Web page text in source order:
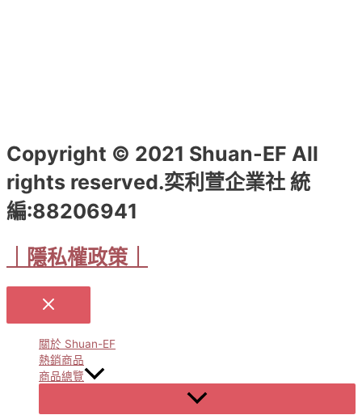
Copyright © 2021 Shuan-EF All
rights reserved.奕利萱企業社 統
編:88206941
｜隱私權政策｜
關於 Shuan-EF
熱銷商品
商品總覽
Menu
Toggle